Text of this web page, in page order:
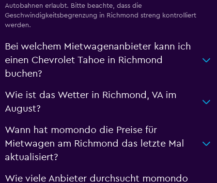
Autobahnen erlaubt. Bitte beachte, dass die
Geschwindigkeitsbegrenzung in Richmond streng kontrolliert
werden.
Bei welchem Mietwagenanbieter kann ich
einen Chevrolet Tahoe in Richmond
buchen?
Wie ist das Wetter in Richmond, VA im
August?
Wann hat momondo die Preise für
Mietwagen am Richmond das letzte Mal
aktualisiert?
Wie viele Anbieter durchsucht momondo